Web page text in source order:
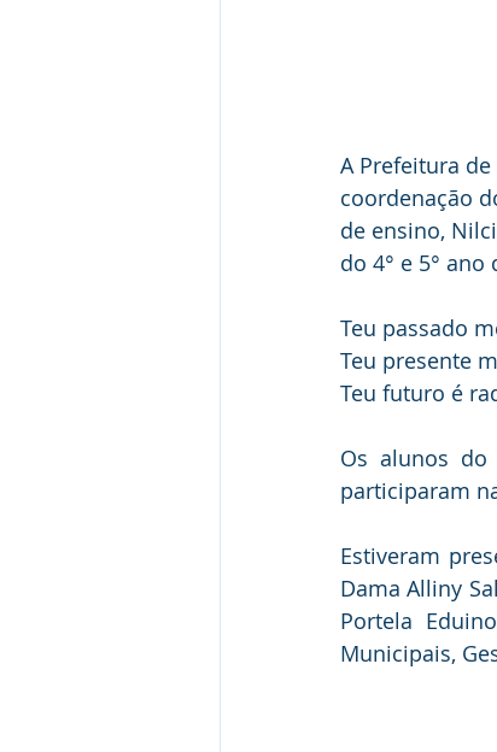
A Prefeitura
coordenação
de ensino,
do 4° e 5°
Teu passado
Teu presente
Teu futuro é
Os alunos
participaram
Estiveram
Dama Alliny
Portela
Municipais,